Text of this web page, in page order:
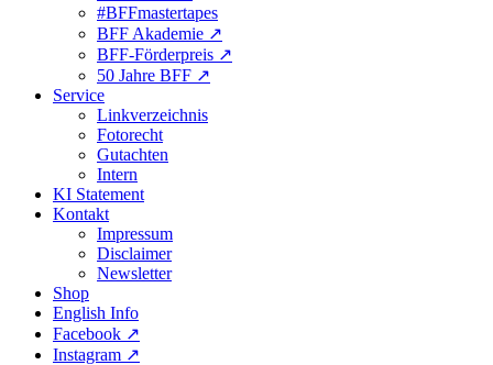
#BFFmastertapes
BFF Akademie ↗︎
BFF-Förderpreis ↗︎
50 Jahre BFF ↗︎
Service
Linkverzeichnis
Fotorecht
Gutachten
Intern
KI Statement
Kontakt
Impressum
Disclaimer
Newsletter
Shop
English Info
Facebook ↗︎
Instagram ↗︎